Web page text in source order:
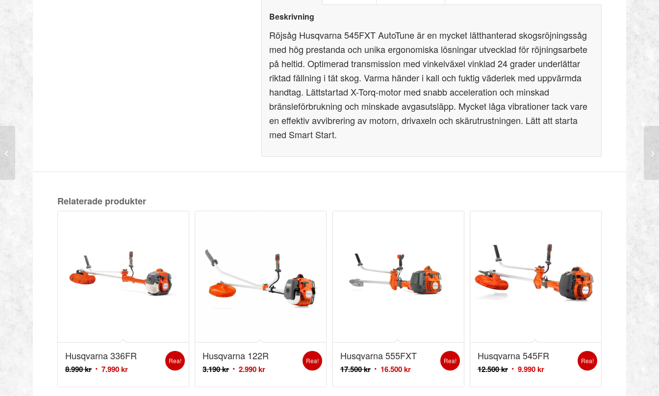
Beskrivning
Röjsåg Husqvarna 545FXT AutoTune är en mycket lätthanterad skogsröjningssåg
med hög prestanda och unika ergonomiska lösningar utvecklad för röjningsarbete
på heltid. Optimerad transmission med vinkelväxel vinklad 24 grader underlättar
riktad fällning i tät skog. Varma händer i kall och fuktig väderlek med uppvärmda
handtag. Lättstartad X-Torq-motor med snabb acceleration och minskad
bränsleförbrukning och minskade avgasutsläpp. Mycket låga vibrationer tack vare
en effektiv avvibrering av motorn, drivaxeln och skärutrustningen. Lätt att starta
med Smart Start.
Relaterade produkter
Husqvarna 336FR
8.990kr 7.990kr
Rea! Husqvarna 122R
3.190kr 2.990kr
Rea! Husqvarna 555FXT
17.500kr 16.500kr
Rea! Husqvarna 545FR
12.500kr 9.990kr
Rea!